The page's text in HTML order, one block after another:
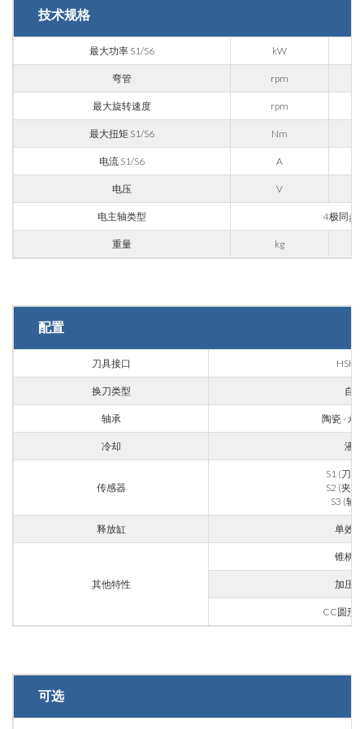
REQUEST
INFORMATION
Fill out the online form to be contacted by a salesperson
名
技术规格
最大功率 S1/S6 kW
弯管 rpm
最大旋转速度 rpm
最大扭矩 S1/S6 Nm
电流 S1/S6 A
电压 V
电主轴类型 4极同步
重量 kg
配置
刀具接口
换刀类型 自动
轴承 陶瓷 - 永
冷却 液体
传感器
S1 (刀具
S2 (夹钳
S3 (轴
释放缸 单效
其他特性
锥柄
加压
CC圆形
可选